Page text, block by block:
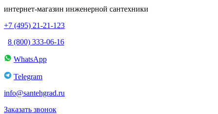
интернет-магазин инженерной сантехники
+7 (495) 21-21-123
8 (800) 333-06-16
WhatsApp
Telegram
info@santehgrad.ru
Заказать звонок